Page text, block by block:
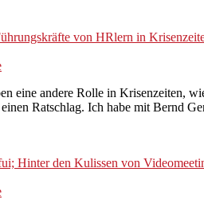
von HRlern in
eine andere Rolle in Krisenzeiten,
Ratschlag. Ich habe mit Bernd
Hinter den Kulissen von